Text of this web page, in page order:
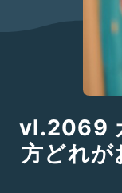
vl.2069
方どれが